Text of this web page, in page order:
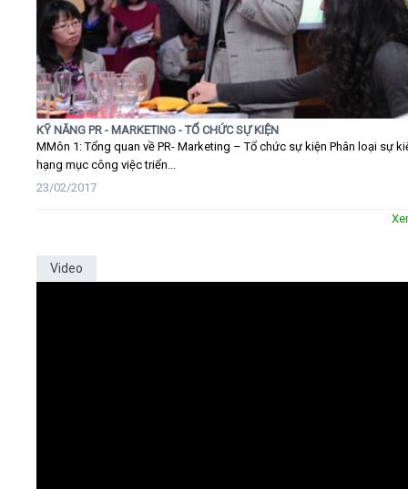
KỸ NĂNG PR - MARKETING - TỔ CHỨC SỰ KIỆN
MMôn 1: Tổng quan về PR- Marketing – Tổ chức sự kiện Phân loại sự
hạng mục công việc triển...
23/02/2017
Video